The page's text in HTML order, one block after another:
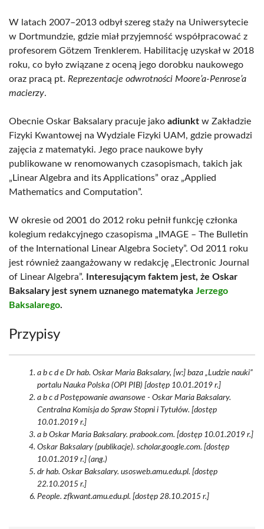
W latach 2007–2013 odbył szereg staży na Uniwersytecie
w Dortmundzie, gdzie miał przyjemność współpracować z
profesorem Götzem Trenklerem. Habilitację uzyskał w 2018
roku, co było związane z oceną jego dorobku naukowego
oraz pracą pt. Reprezentacje odwrotności Moore’a-Penrose’a
macierzy.
Obecnie Oskar Baksalary pracuje jako adiunkt w Zakładzie
Fizyki Kwantowej na Wydziale Fizyki UAM, gdzie prowadzi
zajęcia z matematyki. Jego prace naukowe były
publikowane w renomowanych czasopismach, takich jak
„Linear Algebra and its Applications” oraz „Applied
Mathematics and Computation”.
W okresie od 2001 do 2012 roku pełnił funkcję członka
kolegium redakcyjnego czasopisma „IMAGE – The Bulletin
of the International Linear Algebra Society”. Od 2011 roku
jest również zaangażowany w redakcję „Electronic Journal
of Linear Algebra”.
Interesującym faktem jest, że Oskar
Baksalary jest synem uznanego matematyka Jerzego
Baksalarego.
Przypisy
a b c d e Dr hab. Oskar Maria Baksalary, [w:] baza „Ludzie nauki”
portalu Nauka Polska (OPI PIB) [dostęp 10.01.2019 r.]
a b c d Postępowanie awansowe - Oskar Maria Baksalary.
Centralna Komisja do Spraw Stopni i Tytułów. [dostęp
10.01.2019 r.]
a b Oskar Maria Baksalary. prabook.com. [dostęp 10.01.2019 r.]
Oskar Baksalary (publikacje). scholar.google.com. [dostęp
10.01.2019 r.] (ang.)
dr hab. Oskar Baksalary. usosweb.amu.edu.pl. [dostęp
22.10.2015 r.]
People. zfkwant.amu.edu.pl. [dostęp 28.10.2015 r.]